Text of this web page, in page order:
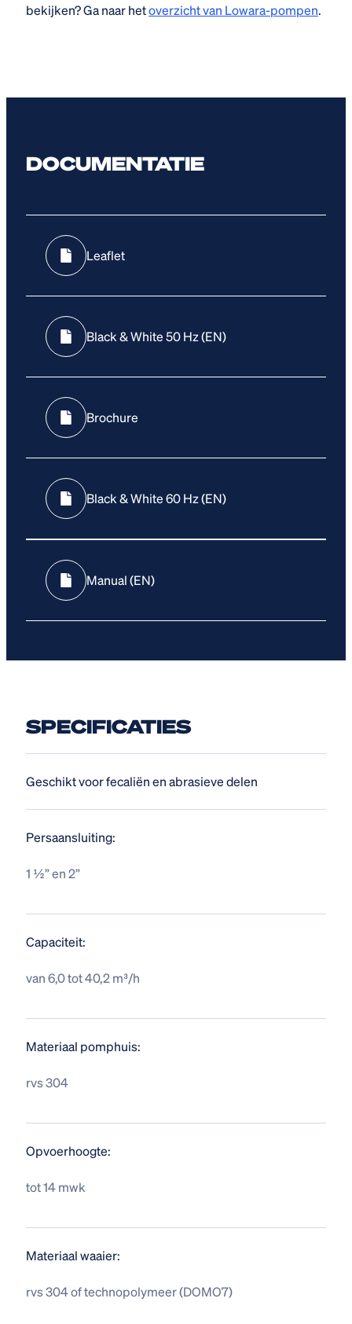
bekijken? Ga naar hetoverzicht van Lowara-pompen.
DOCUMENTATIE
Leaflet
Black & White 50 Hz (EN)
Brochure
Black & White 60 Hz (EN)
Manual (EN)
SPECIFICATIES
Geschikt voor fecaliën en abrasieve delen
Persaansluiting:
1 ½” en 2”
Capaciteit:
van 6,0 tot 40,2 m³/h
Materiaal pomphuis:
rvs 304
Opvoerhoogte:
tot 14 mwk
Materiaal waaier:
rvs 304 of technopolymeer (DOMO7)